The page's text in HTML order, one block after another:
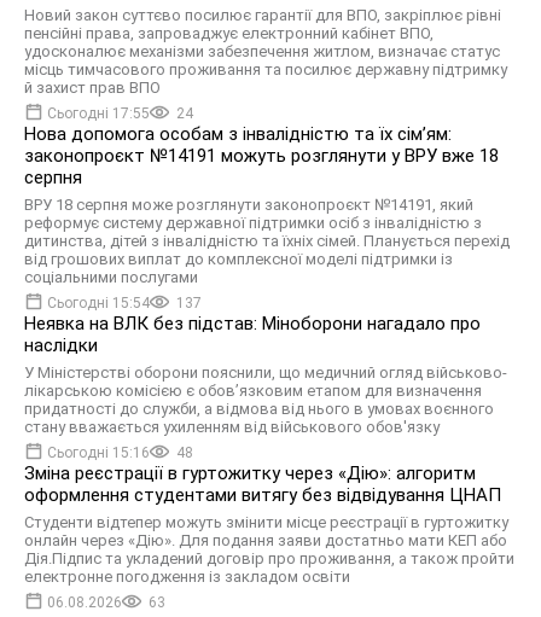
Новий закон суттєво посилює гарантії для ВПО, закріплює рівні
пенсійні права, запроваджує електронний кабінет ВПО,
удосконалює механізми забезпечення житлом, визначає статус
місць тимчасового проживання та посилює державну підтримку
й захист прав ВПО
Сьогодні 17:55 24
Нова допомога особам з інвалідністю та їх сімʼям:
законопроєкт №14191 можуть розглянути у ВРУ вже 18
серпня
ВРУ 18 серпня може розглянути законопроєкт №14191, який
реформує систему державної підтримки осіб з інвалідністю з
дитинства, дітей з інвалідністю та їхніх сімей. Планується перехід
від грошових виплат до комплексної моделі підтримки із
соціальними послугами
Сьогодні 15:54 137
Неявка на ВЛК без підстав: Міноборони нагадало про
наслідки
У Міністерстві оборони пояснили, що медичний огляд військово-
лікарською комісією є обов’язковим етапом для визначення
придатності до служби, а відмова від нього в умовах воєнного
стану вважається ухиленням від військового обов'язку
Сьогодні 15:16 48
Зміна реєстрації в гуртожитку через «Дію»: алгоритм
оформлення студентами витягу без відвідування ЦНАП
Студенти відтепер можуть змінити місце реєстрації в гуртожитку
онлайн через «Дію». Для подання заяви достатньо мати КЕП або
Дія.Підпис та укладений договір про проживання, а також пройти
електронне погодження із закладом освіти
06.08.2026 63